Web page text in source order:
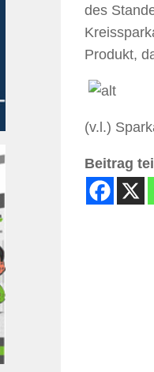
des
Produkt,
(v.l.)
Beitrag